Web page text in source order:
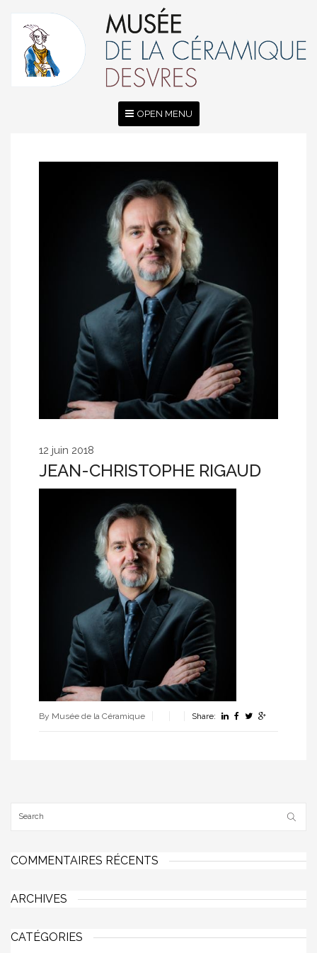
OPEN MENU
12 juin 2018
JEAN-CHRISTOPHE RIGAUD
By Musée de la Céramique Share:
COMMENTAIRES RÉCENTS
ARCHIVES
CATÉGORIES